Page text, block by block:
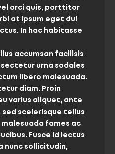
orci quis, porttitor
at ipsum eget dui
In hac habitasse
accumsan facilisis
urna sodales
libero malesuada.
diam. Proin
varius aliquet, ante
scelerisque tellus
fames ac
Fusce id lectus
nunc sollicitudin,